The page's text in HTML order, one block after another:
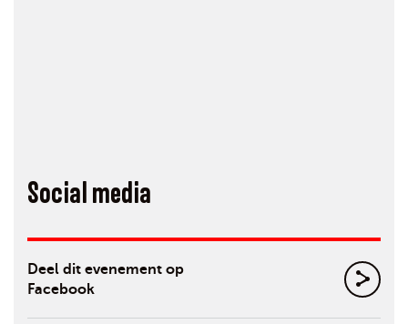
Social media
Deel dit evenement op
Facebook